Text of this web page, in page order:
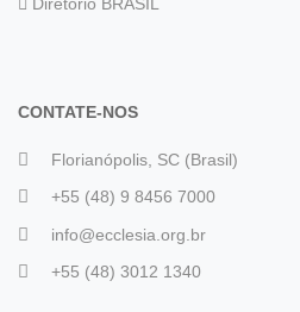
CONTATE-NOS
Florianópolis, SC (Brasil)
+55 (48) 9 8456 7000
info@ecclesia.org.br
+55 (48) 3012 1340